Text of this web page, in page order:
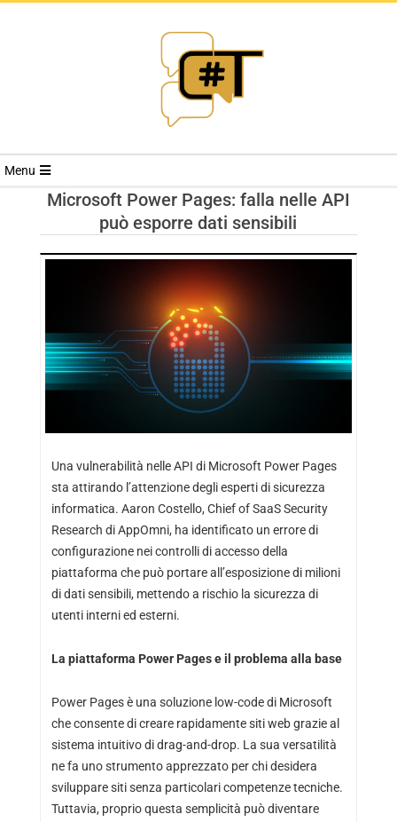
RIVISTA
TRENDS
Menu
Microsoft Power Pages: falla nelle API
può esporre dati sensibili
Una vulnerabilità nelle API di Microsoft Power Pages
sta attirando l’attenzione degli esperti di sicurezza
informatica. Aaron Costello, Chief of SaaS Security
Research di AppOmni, ha identificato un errore di
configurazione nei controlli di accesso della
piattaforma che può portare all’esposizione di milioni
di dati sensibili, mettendo a rischio la sicurezza di
utenti interni ed esterni.
La piattaforma Power Pages e il problema alla base
Power Pages è una soluzione low-code di Microsoft
che consente di creare rapidamente siti web grazie al
sistema intuitivo di drag-and-drop. La sua versatilità
ne fa uno strumento apprezzato per chi desidera
sviluppare siti senza particolari competenze tecniche.
Tuttavia, proprio questa semplicità può diventare